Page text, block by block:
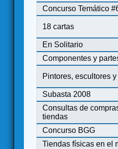
Concurso Temático
18 cartas
En Solitario
Componentes y
Pintores, escultores
Subasta 2008
Consultas de
tiendas
Concurso BGG
Tiendas físicas en el